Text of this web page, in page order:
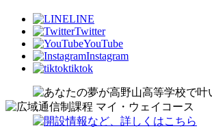
LINE
Twitter
YouTube
Instagram
tiktok